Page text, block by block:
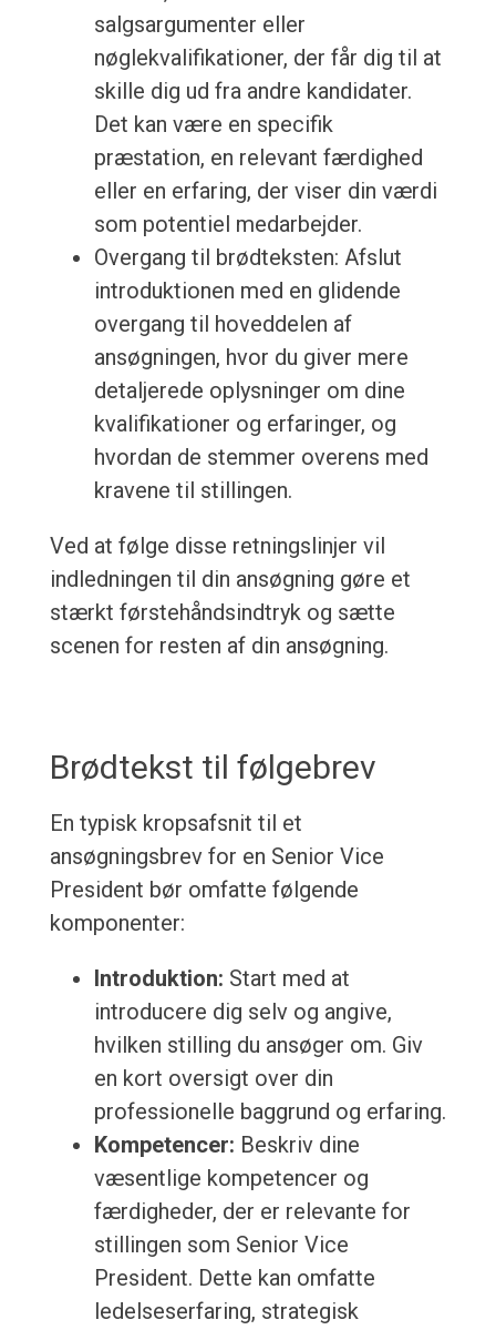
salgsargumenter eller
nøglekvalifikationer, der får dig til at
skille dig ud fra andre kandidater.
Det kan være en specifik
præstation, en relevant færdighed
eller en erfaring, der viser din værdi
som potentiel medarbejder.
Overgang til brødteksten: Afslut
introduktionen med en glidende
overgang til hoveddelen af
ansøgningen, hvor du giver mere
detaljerede oplysninger om dine
kvalifikationer og erfaringer, og
hvordan de stemmer overens med
kravene til stillingen.
Ved at følge disse retningslinjer vil
indledningen til din ansøgning gøre et
stærkt førstehåndsindtryk og sætte
scenen for resten af din ansøgning.
Brødtekst til følgebrev
En typisk kropsafsnit til et
ansøgningsbrev for en Senior Vice
President bør omfatte følgende
komponenter:
Introduktion: Start med at
introducere dig selv og angive,
hvilken stilling du ansøger om. Giv
en kort oversigt over din
professionelle baggrund og erfaring.
Kompetencer: Beskriv dine
væsentlige kompetencer og
færdigheder, der er relevante for
stillingen som Senior Vice
President. Dette kan omfatte
ledelseserfaring, strategisk